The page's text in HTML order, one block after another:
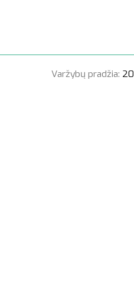
Varžybų pradžia: